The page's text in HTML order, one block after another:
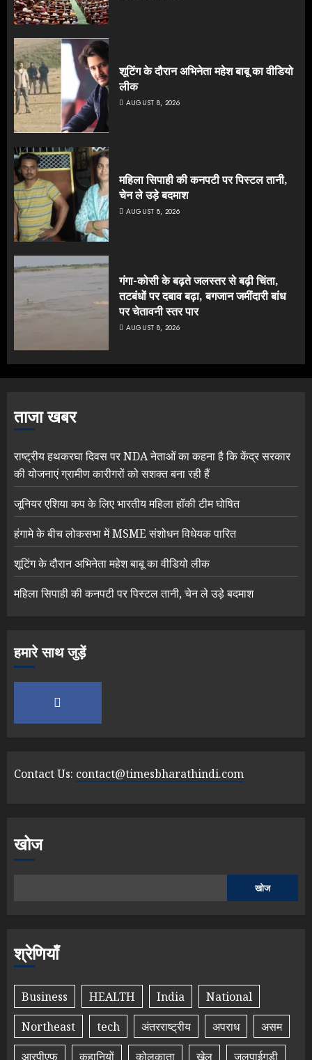
शूटिंग के दौरान अभिनेता महेश बाबू का वीडियो
लीक
AUGUST 8, 2026
महिला सिपाही की कनपटी पर पिस्टल तानी,
चेन ले उड़े बदमाश
AUGUST 8, 2026
गंगा-कोसी के बढ़ते जलस्तर से बढ़ी चिंता,
तटबंधों पर दबाव बढ़ा, बगजान जमींदारी बांध
पर चेतावनी स्तर पार
AUGUST 8, 2026
ताजा खबर
राष्ट्रीय हथकरघा दिवस पर NDA नेताओं का कहना है कि केंद्र सरकार
की योजनाएं ग्रामीण कारीगरों को सशक्त बना रही हैं
जूनियर एशिया कप के लिए भारतीय महिला हॉकी टीम घोषित
हंगामे के बीच लोकसभा में MSME संशोधन विधेयक पारित
शूटिंग के दौरान अभिनेता महेश बाबू का वीडियो लीक
महिला सिपाही की कनपटी पर पिस्टल तानी, चेन ले उड़े बदमाश
हमारे साथ जुड़ें
Contact Us: contact@timesbharathindi.com
खोज
खोज
श्रेणियाँ
Business HEALTH India
National
Northeast
tech अंतरराष्ट्रीय अपराध
असम
आरपीएफ
कहानियों कोलकाता खेल जलपाईगुड़ी